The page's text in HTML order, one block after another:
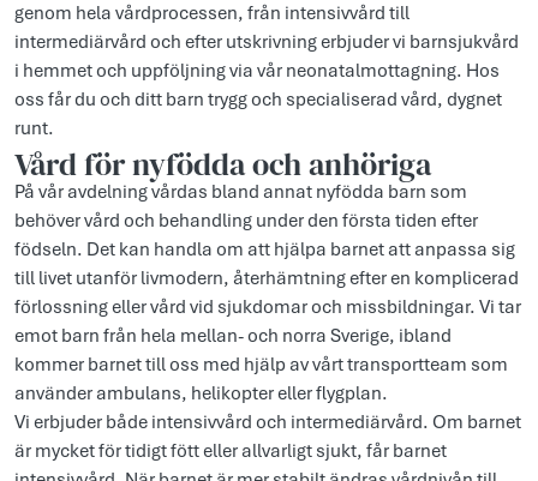
genom hela vårdprocessen, från intensivvård till
intermediärvård och efter utskrivning erbjuder vi barnsjukvård
i hemmet och uppföljning via vår neonatalmottagning. Hos
oss får du och ditt barn trygg och specialiserad vård, dygnet
runt.
Vård för nyfödda och anhöriga
På vår avdelning vårdas bland annat nyfödda barn som
behöver vård och behandling under den första tiden efter
födseln. Det kan handla om att hjälpa barnet att anpassa sig
till livet utanför livmodern, återhämtning efter en komplicerad
förlossning eller vård vid sjukdomar och missbildningar. Vi tar
emot barn från hela mellan- och norra Sverige, ibland
kommer barnet till oss med hjälp av vårt transportteam som
använder ambulans, helikopter eller flygplan.
Vi erbjuder både intensivvård och intermediärvård. Om barnet
är mycket för tidigt fött eller allvarligt sjukt, får barnet